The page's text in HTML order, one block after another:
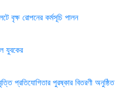
বৃক্ষ রোপনের কর্মসূচি পালন
যুবকের
প্রতিযোগিতার পুরষ্কার বিতরণী অনুষ্ঠিত